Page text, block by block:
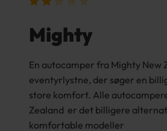
Mighty
En autocamper fra Mighty New
eventyrlystne, der søger en
store komfort. Alle
Zealand er det billigere
komfortable modeller